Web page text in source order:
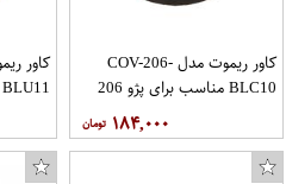
کاور ریموت مدل COV-206-
BLC10 مناسب برای پژو 206
۱۸۴,۰۰۰
BLU11 مناسب برای پژو 206